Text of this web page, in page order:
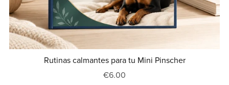
Rutinas calmantes para tu Mini Pinscher
€6.00